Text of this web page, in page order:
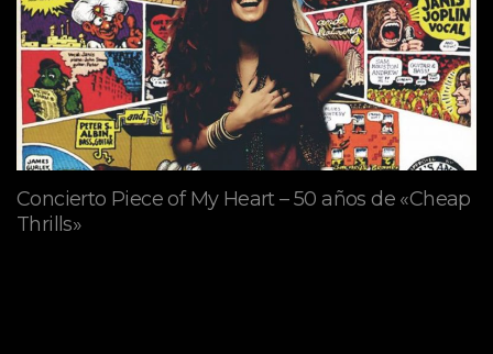
Concierto Piece of My Heart – 50 años de «Cheap
Thrills»